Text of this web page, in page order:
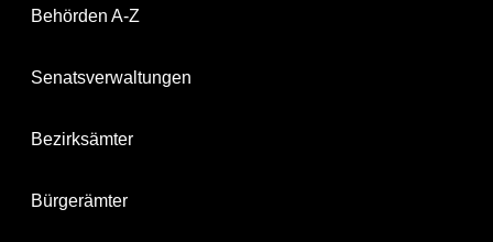
Behörden A-Z
Senatsverwaltungen
Bezirksämter
Bürgerämter